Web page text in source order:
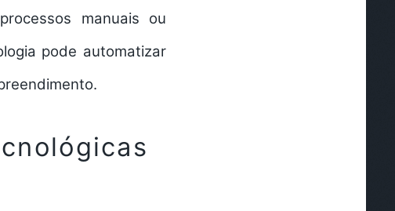
manuais ou
pode automatizar